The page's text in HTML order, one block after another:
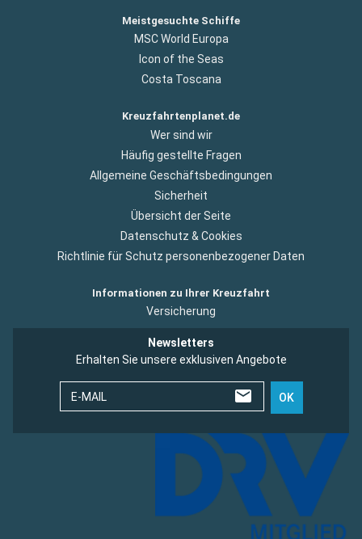
Meistgesuchte Schiffe
MSC World Europa
Icon of the Seas
Costa Toscana
Kreuzfahrtenplanet.de
Wer sind wir
Häufig gestellte Fragen
Allgemeine Geschäftsbedingungen
Sicherheit
Übersicht der Seite
Datenschutz & Cookies
Richtlinie für Schutz personenbezogener Daten
Informationen zu Ihrer Kreuzfahrt
Versicherung
Newsletters
Erhalten Sie unsere exklusiven Angebote
E-MAIL OK